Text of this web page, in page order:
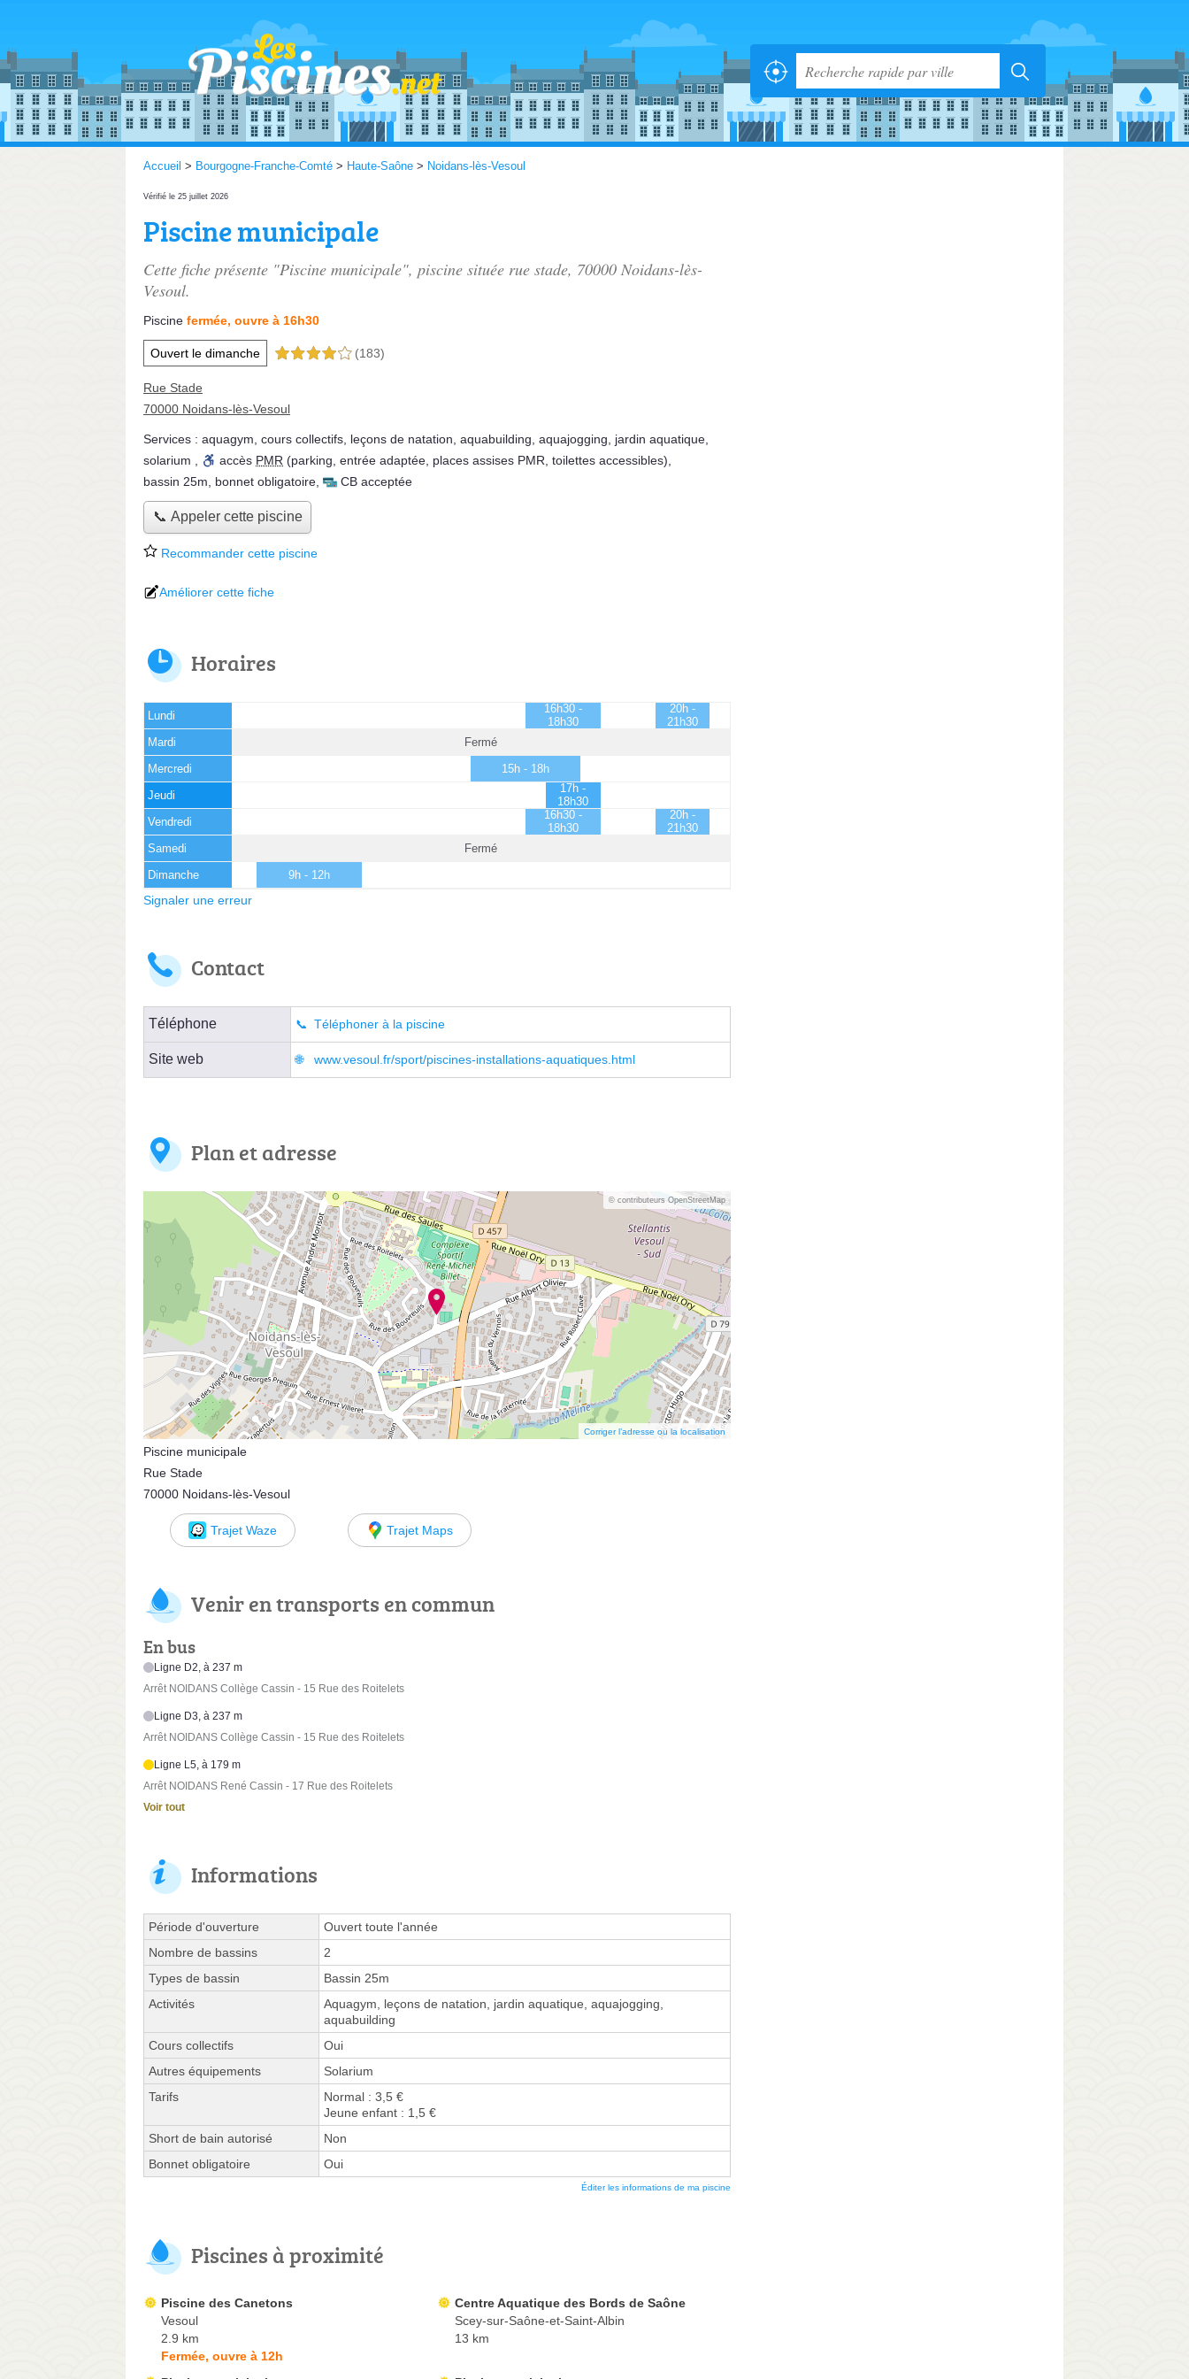
Accueil > Bourgogne-Franche-Comté > Haute-Saône > Noidans-lès-Vesoul
Vérifié le 25 juillet 2026
Piscine municipale
Cette fiche présente "Piscine municipale", piscine située rue stade, 70000 Noidans-lès-
Vesoul.
Piscine fermée, ouvre à 16h30
Ouvert le dimanche 4,0 étoiles sur 5 (183)
Rue Stade
70000 Noidans-lès-Vesoul
Services : aquagym cours collectifs leçons de natation aquabuilding aquajogging jardin aquatique
solarium
accès PMR (parking, entrée adaptée, places assises PMR, toilettes accessibles)
bassin 25m
bonnet obligatoire CB acceptée
📞 Appeler cette piscine
Recommander cette piscine
Améliorer cette fiche
Horaires
Lundi
16h30 -
18h30
20h -
21h30
Mardi
Fermé
Mercredi 15h - 18h
Jeudi
17h -
18h30
Vendredi
16h30 -
18h30
20h -
21h30
Samedi
Fermé
Dimanche 9h - 12h
Signaler une erreur
Contact
Téléphone Téléphoner à la piscine
Site web www.vesoul.fr/sport/piscines-installations-aquatiques.html
Plan et adresse
© contributeurs OpenStreetMap
Corriger l’adresse ou la localisation
Piscine municipale
Rue Stade
70000 Noidans-lès-Vesoul
Trajet Waze Trajet Maps
Venir en transports en commun
En bus
Ligne D2, à 237 m
Arrêt NOIDANS Collège Cassin - 15 Rue des Roitelets
Ligne D3, à 237 m
Arrêt NOIDANS Collège Cassin - 15 Rue des Roitelets
Ligne L5, à 179 m
Arrêt NOIDANS René Cassin - 17 Rue des Roitelets
Voir tout
Informations
Période d'ouverture
Ouvert toute l'année
Nombre de bassins
2
Types de bassin
Bassin 25m
Activités
Aquagym, leçons de natation, jardin aquatique, aquajogging,
aquabuilding
Cours collectifs
Oui
Autres équipements
Solarium
Tarifs
Normal : 3,5 €
Jeune enfant : 1,5 €
Short de bain autorisé
Non
Bonnet obligatoire
Oui
Éditer les informations de ma piscine
Piscines à proximité
Piscine des Canetons
Vesoul
2.9 km
Fermée, ouvre à 12h
Centre Aquatique des Bords de Saône
Scey-sur-Saône-et-Saint-Albin
13 km